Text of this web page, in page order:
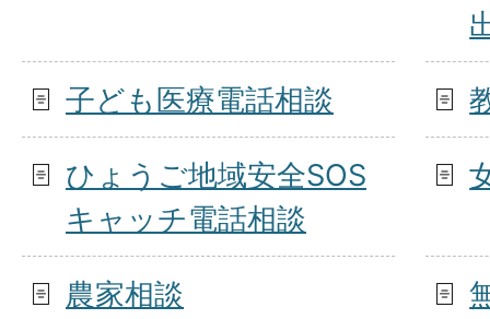
子ども医療電話相談
ひょうご地域安全SOS
キャッチ電話相談
農家相談